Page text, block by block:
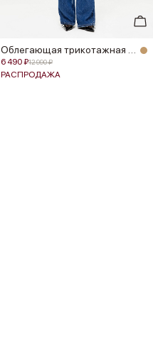
Облегающая трикотажная жилетка
6 490 ₽12 990 ₽
РАСПРОДАЖА